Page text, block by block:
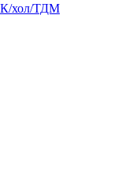
хол/ТДМ